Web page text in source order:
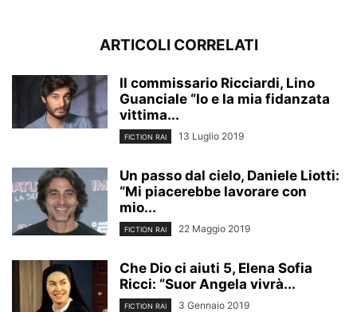
ARTICOLI CORRELATI
Il commissario Ricciardi, Lino
Guanciale “Io e la mia fidanzata
vittima...
FICTION RAI 13 Luglio 2019
Un passo dal cielo, Daniele Liotti:
“Mi piacerebbe lavorare con
mio...
FICTION RAI 22 Maggio 2019
Che Dio ci aiuti 5, Elena Sofia
Ricci: “Suor Angela vivrà...
FICTION RAI 3 Gennaio 2019